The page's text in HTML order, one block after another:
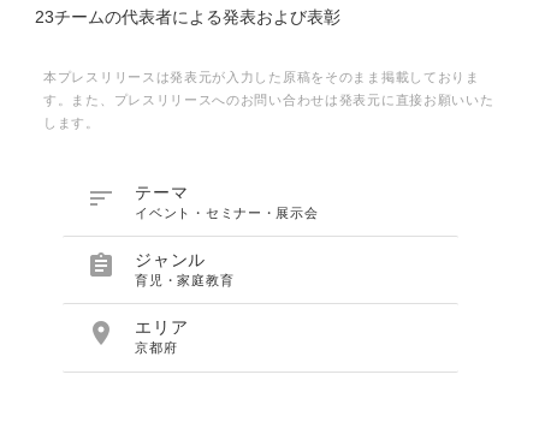
23チームの代表者による発表および表彰
本プレスリリースは発表元が入力した原稿をそのまま掲載しておりま
す。また、プレスリリースへのお問い合わせは発表元に直接お願いいた
します。
 テーマ
イベント・セミナー・展示会
 ジャンル
育児・家庭教育
 エリア
京都府